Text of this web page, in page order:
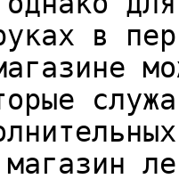
в